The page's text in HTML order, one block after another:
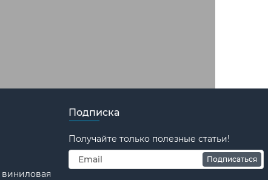
виниловая
Подписка
Получайте только полезные статьи!
Подписаться